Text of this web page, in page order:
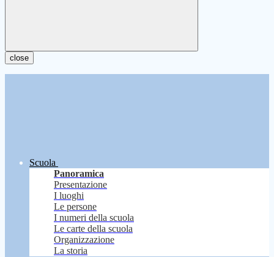
close
Scuola
Panoramica
Presentazione
I luoghi
Le persone
I numeri della scuola
Le carte della scuola
Organizzazione
La storia